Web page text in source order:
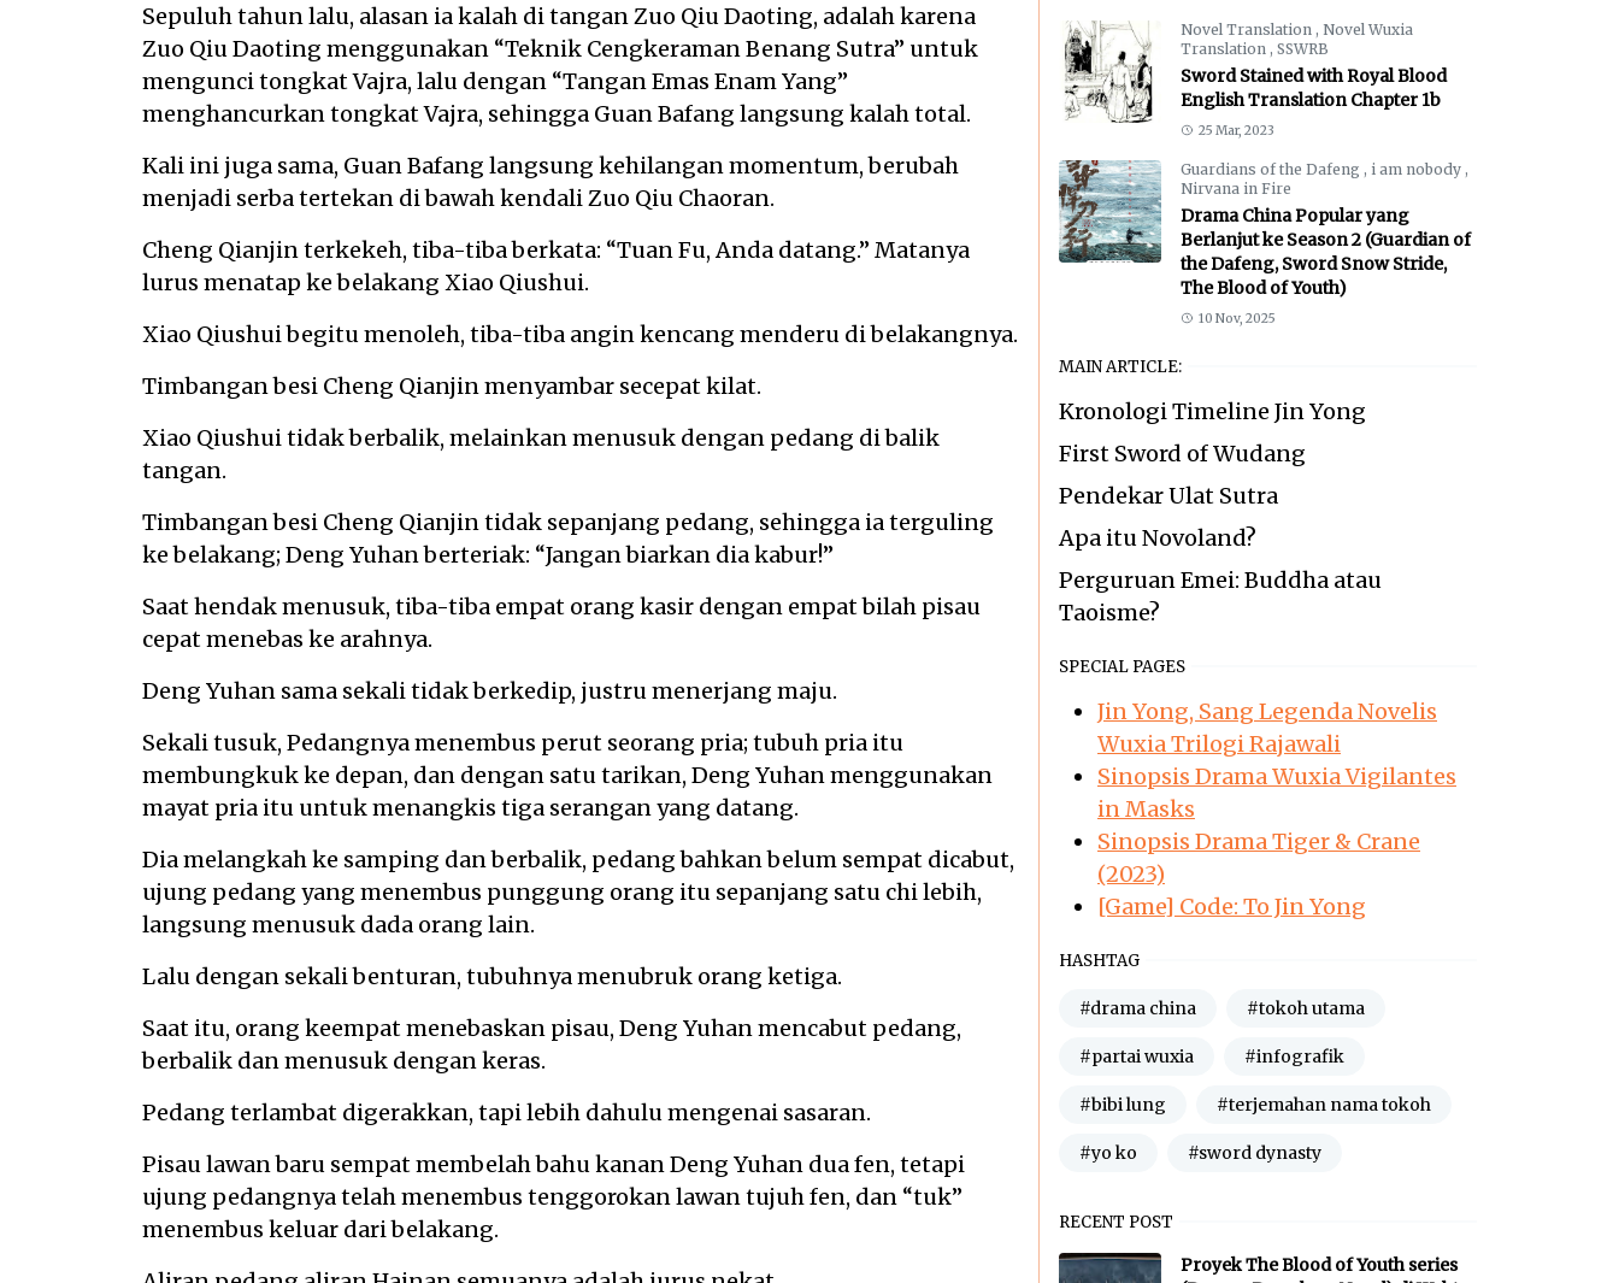
Sepuluh tahun lalu, alasan ia kalah di tangan Zuo Qiu Daoting, adalah karena
Zuo Qiu Daoting menggunakan “Teknik Cengkeraman Benang Sutra” untuk
mengunci tongkat Vajra, lalu dengan “Tangan Emas Enam Yang”
menghancurkan tongkat Vajra, sehingga Guan Bafang langsung kalah total.
Kali ini juga sama, Guan Bafang langsung kehilangan momentum, berubah
menjadi serba tertekan di bawah kendali Zuo Qiu Chaoran.
Cheng Qianjin terkekeh, tiba-tiba berkata: “Tuan Fu, Anda datang.” Matanya
lurus menatap ke belakang Xiao Qiushui.
Xiao Qiushui begitu menoleh, tiba-tiba angin kencang menderu di belakangnya.
Timbangan besi Cheng Qianjin menyambar secepat kilat.
Xiao Qiushui tidak berbalik, melainkan menusuk dengan pedang di balik
tangan.
Timbangan besi Cheng Qianjin tidak sepanjang pedang, sehingga ia terguling
ke belakang; Deng Yuhan berteriak: “Jangan biarkan dia kabur!”
Saat hendak menusuk, tiba-tiba empat orang kasir dengan empat bilah pisau
cepat menebas ke arahnya.
Deng Yuhan sama sekali tidak berkedip, justru menerjang maju.
Sekali tusuk, Pedangnya menembus perut seorang pria; tubuh pria itu
membungkuk ke depan, dan dengan satu tarikan, Deng Yuhan menggunakan
mayat pria itu untuk menangkis tiga serangan yang datang.
Dia melangkah ke samping dan berbalik, pedang bahkan belum sempat dicabut,
ujung pedang yang menembus punggung orang itu sepanjang satu chi lebih,
langsung menusuk dada orang lain.
Lalu dengan sekali benturan, tubuhnya menubruk orang ketiga.
Saat itu, orang keempat menebaskan pisau, Deng Yuhan mencabut pedang,
berbalik dan menusuk dengan keras.
Pedang terlambat digerakkan, tapi lebih dahulu mengenai sasaran.
Pisau lawan baru sempat membelah bahu kanan Deng Yuhan dua fen, tetapi
ujung pedangnya telah menembus tenggorokan lawan tujuh fen, dan “tuk”
menembus keluar dari belakang.
Novel Translation , Novel Wuxia
Translation , SSWRB
Sword Stained with Royal Blood
English Translation Chapter 1b
25 Mar, 2023
Guardians of the Dafeng , i am nobody ,
Nirvana in Fire
Drama China Popular yang
Berlanjut ke Season 2 (Guardian of
the Dafeng, Sword Snow Stride,
The Blood of Youth)
10 Nov, 2025
MAIN ARTICLE:
Kronologi Timeline Jin Yong
First Sword of Wudang
Pendekar Ulat Sutra
Apa itu Novoland?
Perguruan Emei: Buddha atau
Taoisme?
SPECIAL PAGES
Jin Yong, Sang Legenda Novelis
Wuxia Trilogi Rajawali
Sinopsis Drama Wuxia Vigilantes
in Masks
Sinopsis Drama Tiger & Crane
(2023)
[Game] Code: To Jin Yong
HASHTAG
#drama china #tokoh utama
#partai wuxia #infografik
#bibi lung #terjemahan nama tokoh
#yo ko #sword dynasty
RECENT POST
Proyek The Blood of Youth series